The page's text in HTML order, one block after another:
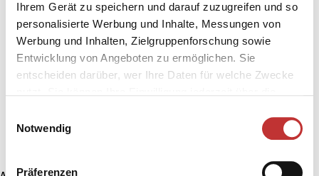
Ihrem Gerät zu speichern und darauf zuzugreifen und so
personalisierte Werbung und Inhalte, Messungen von
Werbung und Inhalten, Zielgruppenforschung sowie
Entwicklung von Angeboten zu ermöglichen. Sie
entscheiden darüber, wer Ihre Daten für welche Zwecke
Trigger Symbol ändern oder widerrufen
Notwendig
Präferenzen